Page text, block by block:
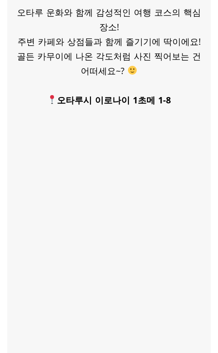
오타루 운화와 함께 감성적인 여행 코스의 핵심
장소!
주변 카페와 상점들과 함께 즐기기에 딱이에요!
골든 카무이에 나온 각도처럼 사진 찍어보는 건
어떠세요~?
오타루시 이로나이 1초메 1-8